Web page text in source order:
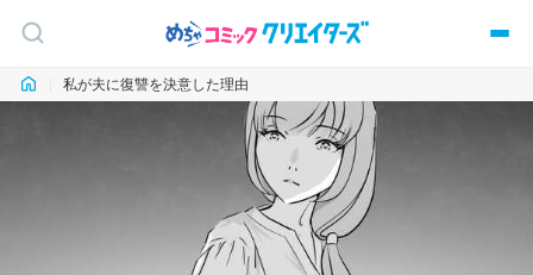
私が夫に復讐を決意した理由